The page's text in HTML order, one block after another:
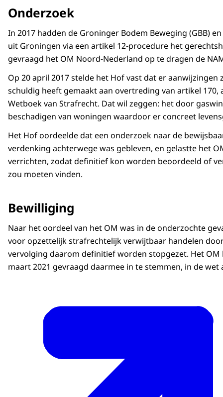
Onderzoek
In 2017 hadden de Groninger Bodem Beweging (GBB)
uit Groningen via een artikel 12-procedure het
gevraagd het OM Noord-Nederland op te dragen de
Op 20 april 2017 stelde het Hof vast dat er aanwijzingen
schuldig heeft gemaakt aan overtreding van artikel 170,
Wetboek van Strafrecht. Dat wil zeggen: het door
beschadigen van woningen waardoor er concreet
Het Hof oordeelde dat een onderzoek naar de
verdenking achterwege was gebleven, en gelastte het
verrichten, zodat definitief kon worden beoordeeld of
zou moeten vinden.
Bewilliging
Naar het oordeel van het OM was in de onderzochte
voor opzettelijk strafrechtelijk verwijtbaar handelen
vervolging daarom definitief worden stopgezet. Het
maart 2021 gevraagd daarmee in te stemmen, in de